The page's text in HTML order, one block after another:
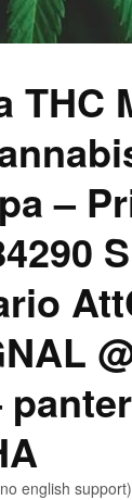
THC
–
english